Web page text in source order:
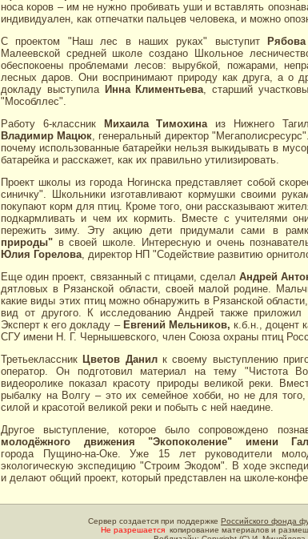
носа коров – им не нужно пробивать уши и вставлять
индивидуален, как отпечатки пальцев человека, и можно
С проектом "Наш лес в наших руках" выступит
Малеевской средней школе создано Школьное
обеспокоены проблемами лесов: вырубкой, пожарами,
лесных даров. Они воспринимают природу как друга, а о
докладу выступила Инна Климентьева, старший
"Мособллес".
Работу 6-классник
Михаила Тимохинаиз Нижнего
Владимир Мацюк, генеральный директор
почему использованные батарейки нельзя выкидывать в
батарейка и расскажет, как их правильно утилизировать.
Проект школы из города Ногинска представляет собой
синичку". Школьники изготавливают кормушки своими
покупают корм для птиц. Кроме того, они рассказывают
подкармливать и чем их кормить. Вместе с учителями
пережить зиму. Эту акцию дети придумали сами в
природы" в своей школе. Интересную и очень
Юлия Горелова, директор НП "Содействие развитию
Еще один проект, связанный с птицами, сделалАндрей
дятловых в Рязанской области, своей малой родине.
какие виды этих птиц можно обнаружить в Рязанской
вид от другого. К исследованию Андрей также
Эксперт к его докладу – Евгений Мельников,к.б.н., доцент
СГУ имени Н. Г. Чернышевского, член Союза охраны птиц
Третьеклассник Цветов Данилк своему выступлению
оператор. Он подготовил материал на тему "Чистота
видеоролике показал красоту природы великой реки.
рыбалку на Волгу – это их семейное хобби, но не для
силой и красотой великой реки и побыть с ней наедине.
Другое выступление, которое было сопровождено
молодёжного движения "Экопоколение" имени
города Пущино-на-Оке. Уже 15 лет руководители
экологическую экспедицию "Строим Экодом". В ходе
и делают общий проект, который представлен на школе-
Сервер создается при поддержке Российского фонда
Не разрешается копирование материалов и